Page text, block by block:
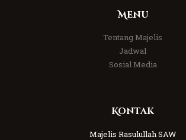
Menu
Tentang Majelis
Jadwal
Sosial Media
Kontak
Majelis Rasulullah SAW